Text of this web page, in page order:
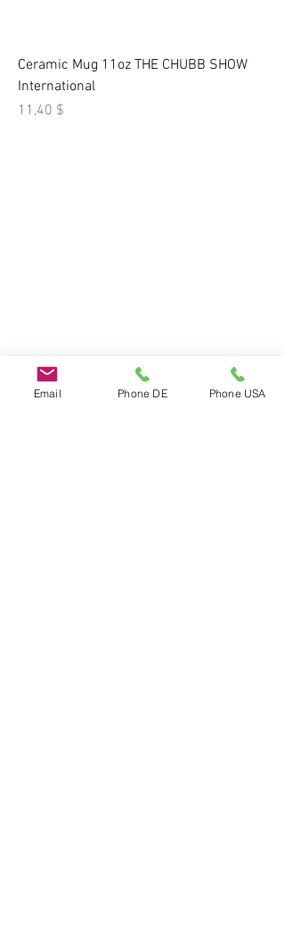
Ceramic Mug 11oz THE CHUBB SHOW
International
Τιμή
11,40 $
Email Phone DE Phone USA